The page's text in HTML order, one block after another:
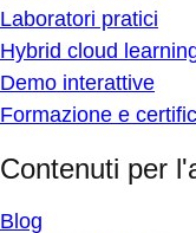
Laboratori pratici
Hybrid cloud
Demo interattive
Formazione e
Contenuti per
Blog